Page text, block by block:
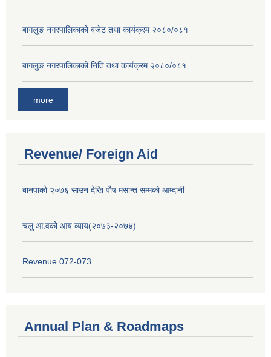
बागलुङ नगरपालिकाको बजेट तथा कार्यक्रम २०८०/०८१
बागलुङ नगरपालिकाको निति तथा कार्यक्रम २०८०/०८१
more
Revenue/ Foreign Aid
बानपाको २०७६ साउन देखि पौष मसान्त सम्मको आम्दानी
चलु आ.वको आय व्याय(२०७३-२०७४)
Revenue 072-073
Annual Plan & Roadmaps